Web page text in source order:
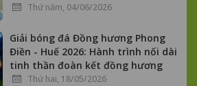
Thứ năm, 04/06/2026
Giải bóng đá Đồng hương Phong
Điền - Huế 2026: Hành trình nối dài
tinh thần đoàn kết đồng hương
Thứ hai, 18/05/2026